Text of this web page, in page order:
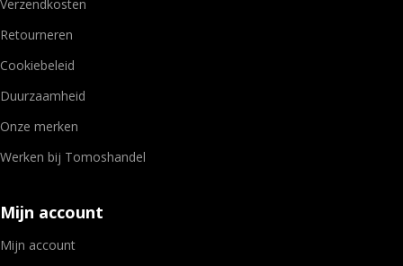
Verzendkosten
Retourneren
Cookiebeleid
Duurzaamheid
Onze merken
Werken bij Tomoshandel
Mijn account
Mijn account